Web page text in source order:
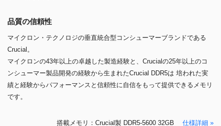
品質の信頼性
マイクロン・テクノロジの垂直統合型コンシューマーブランドである
Crucial。
マイクロンの43年以上の卓越した製造経験と、Crucialの25年以上のコ
ンシューマー製品開発の経験から生まれたCrucial DDR5は 培われた実
績と経験からパフォーマンスと信頼性に自信をもって提供できるメモリ
です。
搭載メモリ：Crucial製 DDR5-5600 32GB 仕様詳細 »